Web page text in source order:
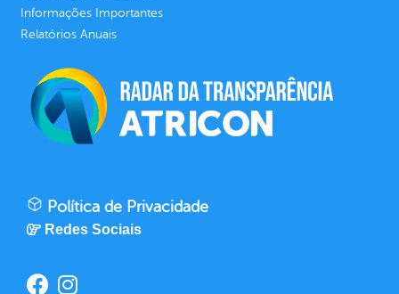
Informações Importantes
Relatórios Anuais
Política de Privacidade
Redes Sociais